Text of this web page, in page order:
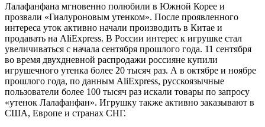
Лалафанфана мгновенно полюбили в Южной Корее и
прозвали «Гиалуроновым утенком». После проявленного
интереса уток активно начали производить в Китае и
продавать на AliExpress. В России интерес к игрушке стал
увеличиваться с начала сентября прошлого года. 11 сентября
во время двухдневной распродажи россияне купили
игрушечного утенка более 20 тысяч раз. А в октябре и ноябре
прошлого года, по данным AliExpress, русскоязычные
пользователи более 100 тысяч раз искали товары по запросу
«утенок Лалафанфан». Игрушку также активно заказывают в
США, Европе и странах СНГ.